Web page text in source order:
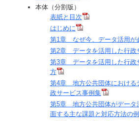
本体（分割版）
表紙と目次
はじめに
第1章 なぜ今、データ活用が
第2章 データを活用した行政
第3章 データを活用した行政
方
第4章 地方公共団体における
政サービス事例集
第5章 地方公共団体がデータ
面する主な課題と対応方法の例